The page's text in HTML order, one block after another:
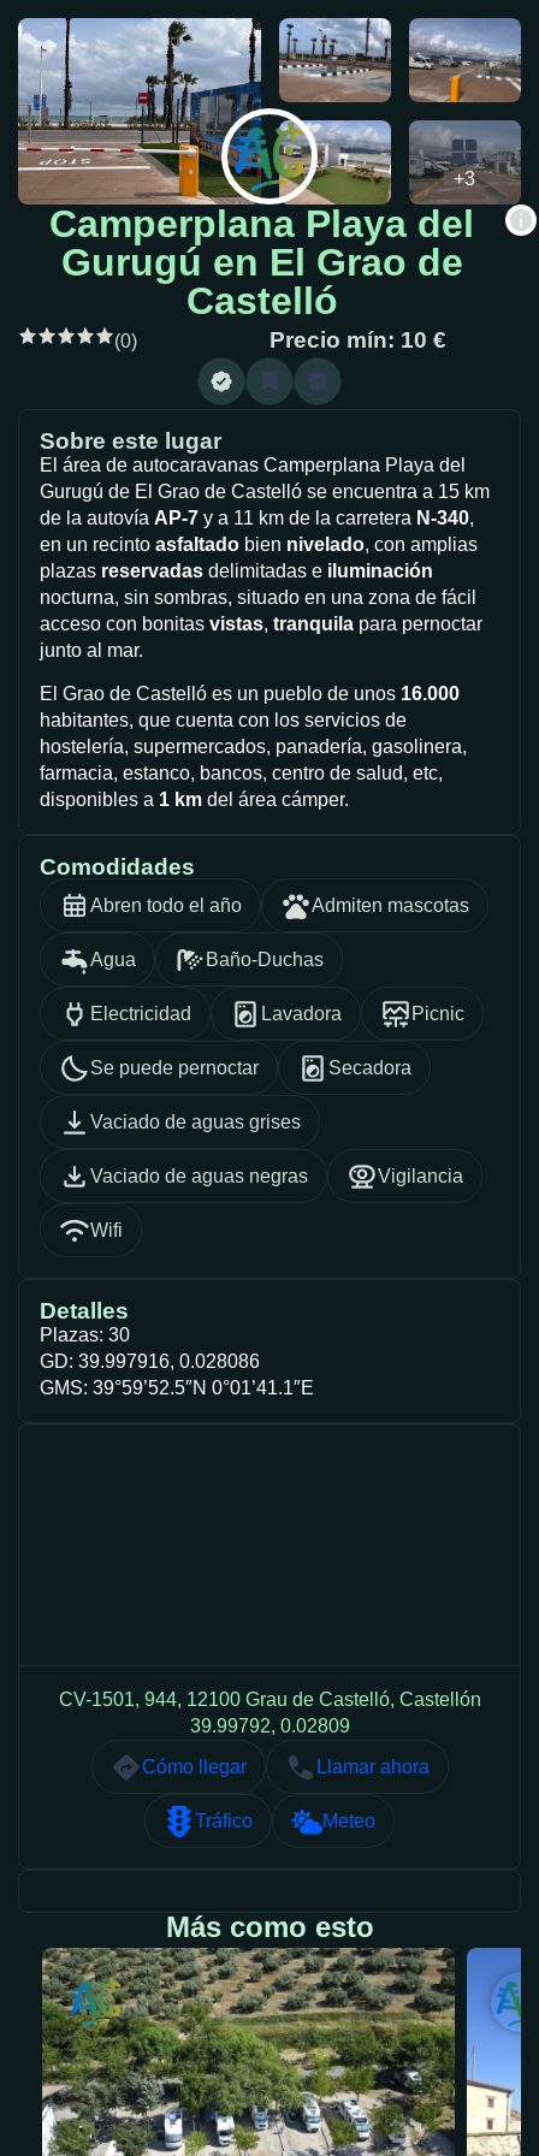
+3
Camperplana Playa del
Gurugú en El Grao de
Castelló
(0) Precio mín: 10 €
Sobre este lugar
El área de autocaravanas Camperplana Playa del
Gurugú de El Grao de Castelló se encuentra a 15 km
de la autovía AP-7 y a 11 km de la carretera N-340,
en un recinto asfaltado bien nivelado, con amplias
plazas reservadas delimitadas e iluminación
nocturna, sin sombras, situado en una zona de fácil
acceso con bonitas vistas, tranquila para pernoctar
junto al mar.
El Grao de Castelló es un pueblo de unos 16.000
habitantes, que cuenta con los servicios de
hostelería, supermercados, panadería, gasolinera,
farmacia, estanco, bancos, centro de salud, etc,
disponibles a 1 km del área cámper.
Comodidades
Abren todo el año Admiten mascotas
Agua Baño-Duchas
Electricidad Lavadora Picnic
Se puede pernoctar Secadora
Vaciado de aguas grises
Vaciado de aguas negras Vigilancia
Wifi
Detalles
Plazas: 30
GD: 39.997916, 0.028086
GMS: 39°59’52.5″N 0°01’41.1″E
CV-1501, 944, 12100 Grau de Castelló, Castellón
39.99792, 0.02809
Cómo llegar
Llamar ahora
Tráfico Meteo
Más como esto